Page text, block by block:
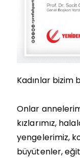
Kadınlar bizim
Onlar
kızlarımız,
yengelerimiz,
büyütenler,